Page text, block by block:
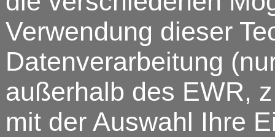
Verwendung dieser
Datenverarbeitung
außerhalb des EWR,
mit der Auswahl Ihre